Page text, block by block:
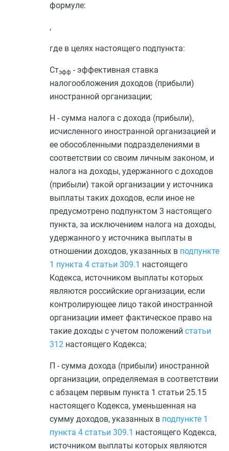
формуле:
,
где в целях настоящего подпункта:
Стэфф - эффективная ставка
налогообложения доходов (прибыли)
иностранной организации;
Н - сумма налога с дохода (прибыли),
исчисленного иностранной организацией и
ее обособленными подразделениями в
соответствии со своим личным законом, и
налога на доходы, удержанного с доходов
(прибыли) такой организации у источника
выплаты таких доходов, если иное не
предусмотрено подпунктом 3 настоящего
пункта, за исключением налога на доходы,
удержанного у источника выплаты в
отношении доходов, указанных в подпункте
1 пункта 4 статьи 309.1 настоящего
Кодекса, источником выплаты которых
являются российские организации, если
контролирующее лицо такой иностранной
организации имеет фактическое право на
такие доходы с учетом положений статьи
312 настоящего Кодекса;
П - сумма дохода (прибыли) иностранной
организации, определяемая в соответствии
с абзацем первым пункта 1 статьи 25.15
настоящего Кодекса, уменьшенная на
сумму доходов, указанных в подпункте 1
пункта 4 статьи 309.1 настоящего Кодекса,
источником выплаты которых являются